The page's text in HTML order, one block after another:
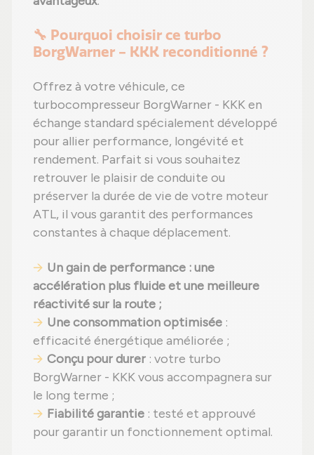
🔧 Pourquoi choisir ce turbo
BorgWarner - KKK reconditionné ?
Offrez à votre véhicule, ce
turbocompresseur BorgWarner - KKK en
échange standard spécialement développé
pour allier performance, longévité et
rendement. Parfait si vous souhaitez
retrouver le plaisir de conduite ou
préserver la durée de vie de votre moteur
ATL, il vous garantit des performances
constantes à chaque déplacement.
Un gain de performance : une
accélération plus fluide et une meilleure
réactivité sur la route ;
Une consommation optimisée :
efficacité énergétique améliorée ;
Conçu pour durer : votre turbo
BorgWarner - KKK vous accompagnera sur
le long terme ;
Fiabilité garantie : testé et approuvé
pour garantir un fonctionnement optimal.